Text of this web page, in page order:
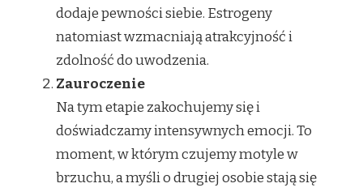
dodaje pewności siebie. Estrogeny
natomiast wzmacniają atrakcyjność i
zdolność do uwodzenia.
Zauroczenie
Na tym etapie zakochujemy się i
doświadczamy intensywnych emocji. To
moment, w którym czujemy motyle w
brzuchu, a myśli o drugiej osobie stają się